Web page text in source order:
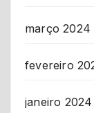
março 2024
fevereiro
janeiro 2024